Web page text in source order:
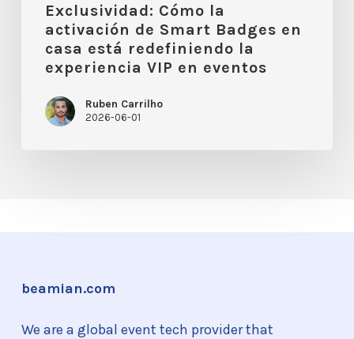
experiencia
eventos
Exclusividad: Cómo la
activación de Smart Badges en
casa está redefiniendo la
experiencia VIP en eventos
Ruben Carrilho
2026-06-01
beamian.com
We are a global event tech provider that